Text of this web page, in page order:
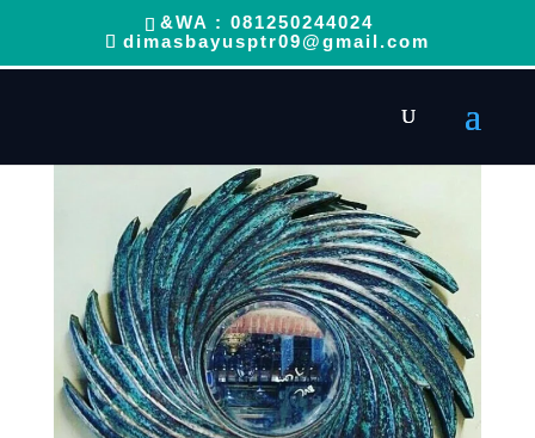
&WA : 081250244024
dimasbayusptr09@gmail.com